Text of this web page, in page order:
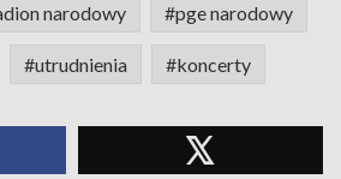
narodowy #pge narodowy
#utrudnienia #koncerty